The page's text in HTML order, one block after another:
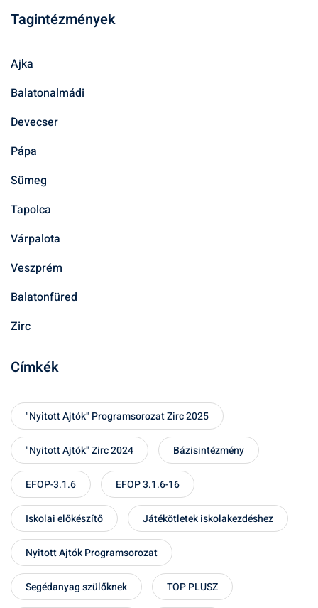
Tagintézmények
Ajka
Balatonalmádi
Devecser
Pápa
Sümeg
Tapolca
Várpalota
Veszprém
Balatonfüred
Zirc
Címkék
"Nyitott Ajtók" Programsorozat Zirc 2025
"Nyitott Ajtók" Zirc 2024 Bázisintézmény
EFOP-3.1.6 EFOP 3.1.6-16
Iskolai előkészítő Játékötletek iskolakezdéshez
Nyitott Ajtók Programsorozat
Segédanyag szülőknek TOP PLUSZ